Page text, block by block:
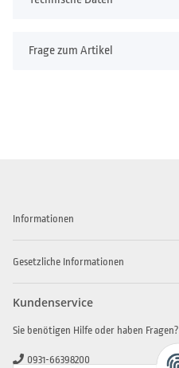
Frage zum Artikel
Informationen
Gesetzliche Informationen
Kundenservice
Sie benötigen Hilfe oder haben Fragen?
0931-66398200